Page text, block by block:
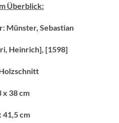
Überblick:
Münster, Sebastian
Heinrich], [1598]
x 38 cm
41,5 cm